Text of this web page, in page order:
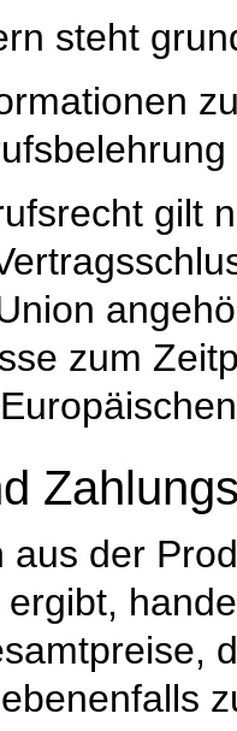
steht
gilt
zum
aus der